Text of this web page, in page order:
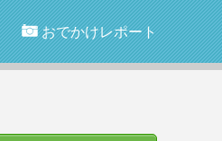
おでかけレポート